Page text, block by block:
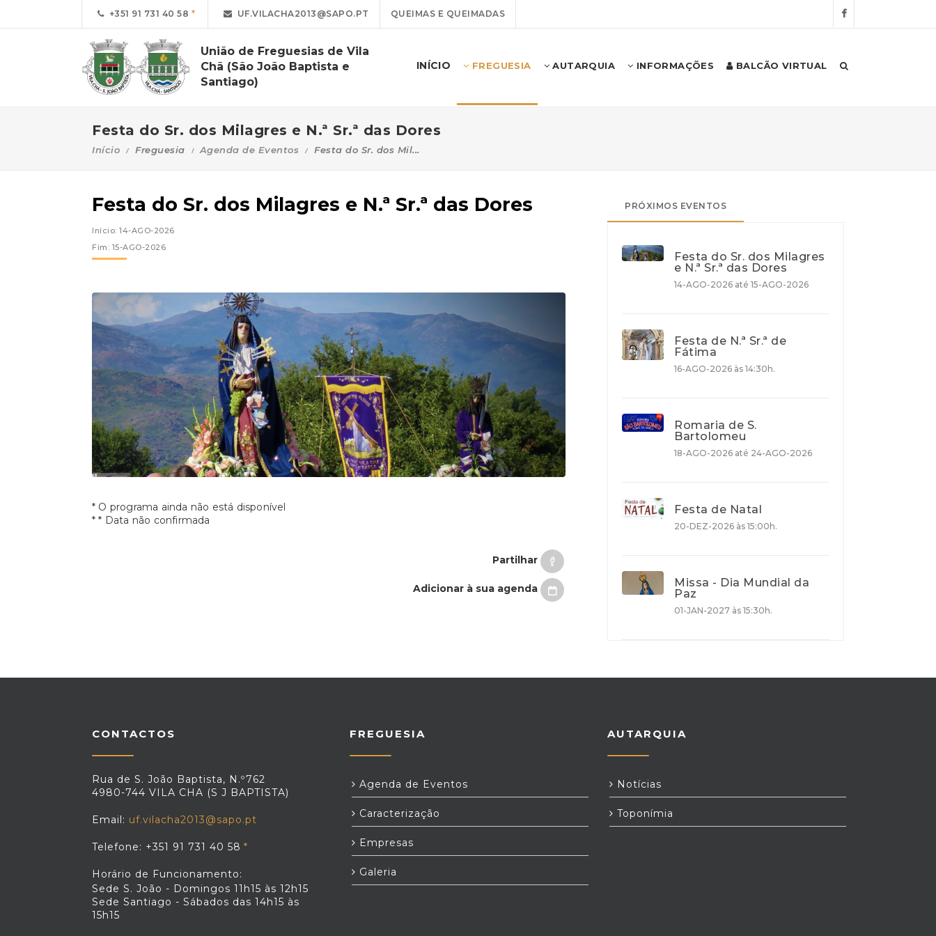
+351 91 731 40 58 UF.VILACHA2013@SAPO.PT QUEIMAS E QUEIMADAS
União de Freguesias de Vila
Chã (São João Baptista e
Santiago)
INÍCIO FREGUESIA AUTARQUIA INFORMAÇÕES BALCÃO VIRTUAL
Festa do Sr. dos Milagres e N.ª Sr.ª das Dores
Início Freguesia Agenda de Eventos Festa do Sr. dos Mil...
Festa do Sr. dos Milagres e N.ª Sr.ª das Dores
Início: 14-AGO-2026
Fim: 15-AGO-2026
* O programa ainda não está disponível
* * Data não confirmada
Partilhar
Adicionar à sua agenda
PRÓXIMOS EVENTOS
Festa do Sr. dos Milagres
e N.ª Sr.ª das Dores
14-AGO-2026 até 15-AGO-2026
Festa de N.ª Sr.ª de
Fátima
16-AGO-2026 às 14:30h.
Romaria de S.
Bartolomeu
18-AGO-2026 até 24-AGO-2026
Festa de Natal
20-DEZ-2026 às 15:00h.
Missa - Dia Mundial da
Paz
01-JAN-2027 às 15:30h.
CONTACTOS
Rua de S. João Baptista, N.º762
4980-744 VILA CHA (S J BAPTISTA)
Email: uf.vilacha2013@sapo.pt
Telefone: +351 91 731 40 58
Horário de Funcionamento:
Sede S. João - Domingos 11h15 às 12h15
Sede Santiago - Sábados das 14h15 às
15h15
FREGUESIA
Agenda de Eventos
Caracterização
Empresas
Galeria
AUTARQUIA
Notícias
Toponímia